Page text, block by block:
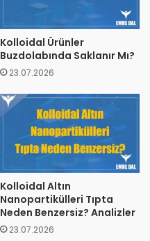
Kolloidal Ürünler
Buzdolabında Saklanır Mı?
23.07.2026
Kolloidal Altın
Nanopartikülleri Tıpta
Neden Benzersiz? Analizler
23.07.2026